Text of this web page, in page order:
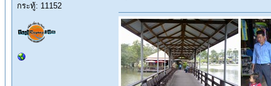
กระทู้: 11152